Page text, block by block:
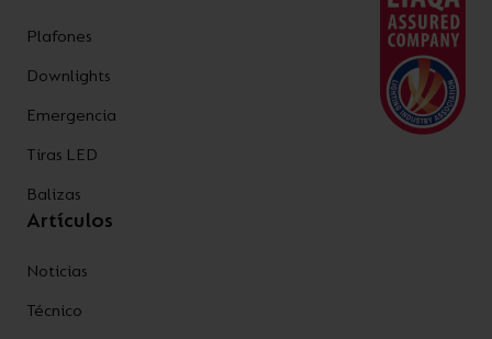
Plafones
Downlights
Emergencia
Tiras LED
Balizas
Artículos
Noticias
Técnico